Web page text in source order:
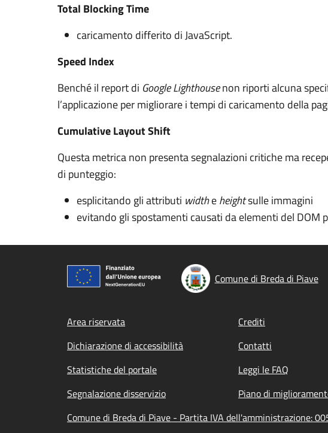
Total Blocking Time
caricamento differito di JavaScript.
Speed Index
Benché il report di Google Lighthousenon riporti alcuna
l’applicazione per migliorare i tempi di caricamento della
Cumulative Layout Shift
Questa metrica non presenta segnalazioni critiche ma
di punteggio:
esplicitando gli attributi widtheheightsulle immagini
evitando gli spostamenti causati da elementi del DOM
Comune di Breda di Piave
Footer menu
Area riservata Crediti
Dichiarazione di accessibilità
Contatti
Statistiche del portale
Leggi le FAQ
Segnalazione disservizio
Piano di
Comune di Breda di Piave - Partita IVA dell'amministrazione: